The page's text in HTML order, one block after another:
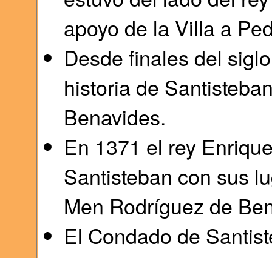
apoyo de la Villa a
Desde finales del
historia de
Benavides.
En 1371 el rey
Santisteban con sus
Men Rodríguez de
El Condado de